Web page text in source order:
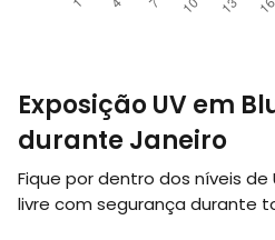
Exposição UV em
durante Janeiro
Fique por dentro dos níveis
livre com segurança durante